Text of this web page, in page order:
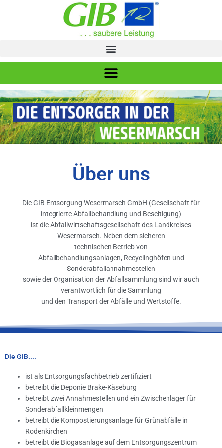
Über uns
Die GIB Entsorgung Wesermarsch GmbH (Gesellschaft für
integrierte Abfallbehandlung und Beseitigung)
ist die Abfallwirtschaftsgesellschaft des Landkreises
Wesermarsch. Neben dem sicheren
technischen Betrieb von
Abfallbehandlungsanlagen, Recyclinghöfen und
Sonderabfallannahmestellen
sowie der Organisation der Abfallsammlung sind wir auch
verantwortlich für die Sammlung
und den Transport der Abfälle und Wertstoffe.
Die GIB....
ist als Entsorgungsfachbetrieb zertifiziert
betreibt die Deponie Brake-Käseburg
betreibt zwei Annahmestellen und ein Zwischenlager für
Sonderabfallkleinmengen
betreibt die Kompostierungsanlage für Grünabfälle in
Rodenkirchen
betreibt die Biogasanlage auf dem Entsorgungszentrum